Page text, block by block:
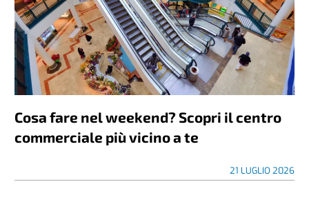
Cosa fare nel weekend? Scopri il centro
commerciale più vicino a te
21 LUGLIO 2026